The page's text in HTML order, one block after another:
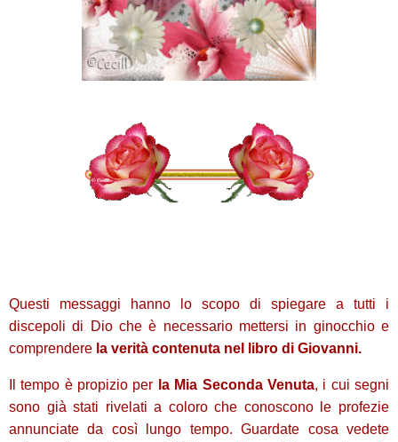
Questi messaggi hanno lo scopo di spiegare a tutti i
discepoli di Dio che è necessario mettersi in ginocchio e
comprendere la verità contenuta nel libro di Giovanni.
Il tempo è propizio per la Mia Seconda Venuta, i cui segni
sono già stati rivelati a coloro che conoscono le profezie
annunciate da così lungo tempo. Guardate cosa vedete